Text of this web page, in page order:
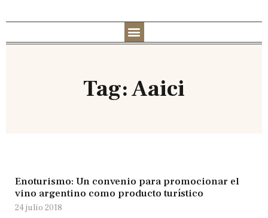
Tag: Aaici
Enoturismo: Un convenio para promocionar el
vino argentino como producto turístico
24 julio 2018